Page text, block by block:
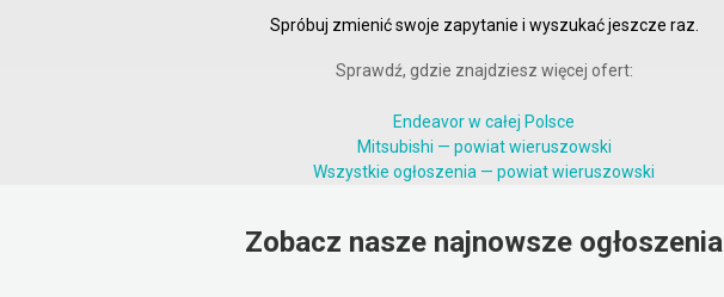
Spróbuj zmienić swoje zapytanie i wyszukać jeszcze raz.
Sprawdź, gdzie znajdziesz więcej ofert:
Endeavor w całej Polsce
Mitsubishi — powiat wieruszowski
Wszystkie ogłoszenia — powiat wieruszowski
Zobacz nasze najnowsze ogłoszenia